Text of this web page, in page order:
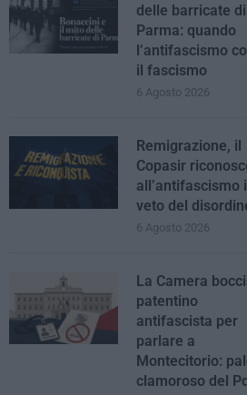
delle barricate di
Parma: quando
l’antifascismo
il fascismo
6 Agosto 2026
Remigrazione, il
Copasir
all’antifascismo
veto del
6 Agosto 2026
La Camera
patentino
antifascista per
parlare a
Montecitorio:
clamoroso del